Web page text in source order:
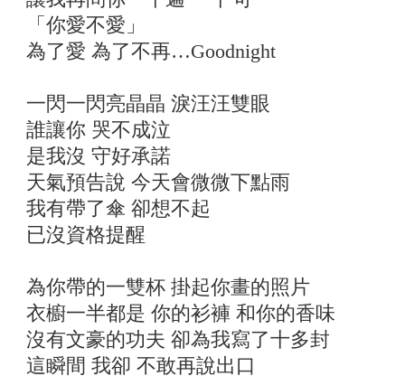
「你愛不愛」
為了愛 為了不再…Goodnight
一閃一閃亮晶晶 淚汪汪雙眼
誰讓你 哭不成泣
是我沒 守好承諾
天氣預告說 今天會微微下點雨
我有帶了傘 卻想不起
已沒資格提醒
為你帶的一雙杯 掛起你畫的照片
衣櫥一半都是 你的衫褲 和你的香味
沒有文豪的功夫 卻為我寫了十多封
這瞬間 我卻 不敢再說出口